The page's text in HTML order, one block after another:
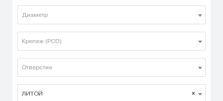
Диаметр
Крепеж (PCD)
Отверстие
×
ЛИТОЙ